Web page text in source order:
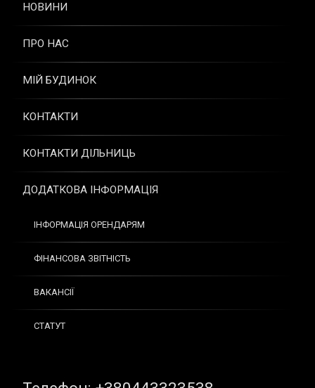
НОВИНИ
ПРО НАС
МІЙ БУДИНОК
КОНТАКТИ
КОНТАКТИ ДІЛЬНИЦЬ
ДОДАТКОВА ІНФОРМАЦІЯ
ІНФОРМАЦІЯ ОРЕНДАРЯМ
ФІНАНСОВА ЗВІТНІСТЬ
ВАКАНСІЇ
СТАТУТ